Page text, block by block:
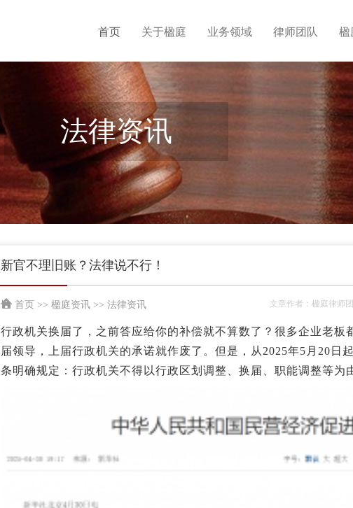
首页 关于楹庭 业务领域 律师团队 楹
法律资讯
新官不理旧账？法律说不行！
首页 >> 楹庭资讯 >> 法律资讯 文章作者：楹庭律师团
行政机关换届了，之前答应给你的补偿就不算数了？很多企业老
届领导，上届行政机关的承诺就作废了。但是，从2025年5月20日
条明确规定：行政机关不得以行政区划调整、换届、职能调整等为